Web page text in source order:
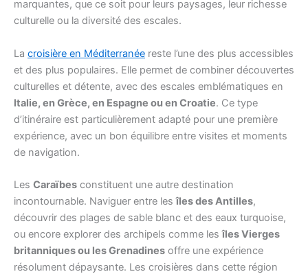
marquantes, que ce soit pour leurs paysages, leur richesse
culturelle ou la diversité des escales.
La croisière en Méditerranée reste l’une des plus accessibles
et des plus populaires. Elle permet de combiner découvertes
culturelles et détente, avec des escales emblématiques en
Italie, en Grèce, en Espagne ou en Croatie. Ce type
d’itinéraire est particulièrement adapté pour une première
expérience, avec un bon équilibre entre visites et moments
de navigation.
Les Caraïbes constituent une autre destination
incontournable. Naviguer entre lesîles des Antilles,
découvrir des plages de sable blanc et des eaux turquoise,
ou encore explorer des archipels comme lesîles Vierges
britanniques ou les Grenadines offre une expérience
résolument dépaysante. Les croisières dans cette région